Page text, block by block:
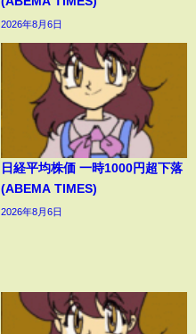
2026年8月6日
日経平均株価 一時1000円超下落
(ABEMA TIMES)
2026年8月6日